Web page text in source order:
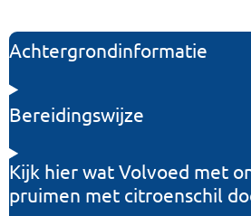
n
Achtergrondinformatie
Bereidingswijze
Kijk hier wat Volvoed met
pruimen met citroenschil